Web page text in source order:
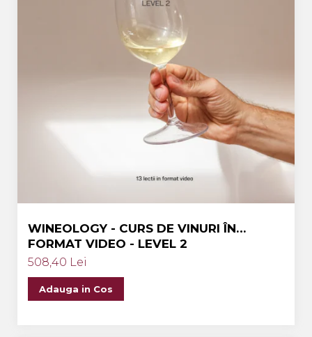
WINEOLOGY - CURS DE VINURI ÎN
FORMAT VIDEO - LEVEL 2
508,40 Lei
Adauga in Cos